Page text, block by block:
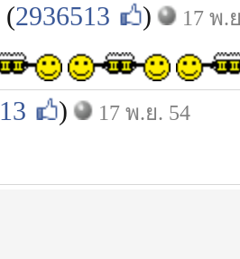
(2936513 ) 17 พ.
) 17 พ.ย. 54